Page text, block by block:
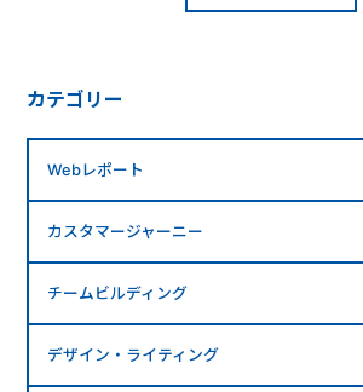
カテゴリー
Webレポート
カスタマージャーニー
チームビルディング
デザイン・ライティング